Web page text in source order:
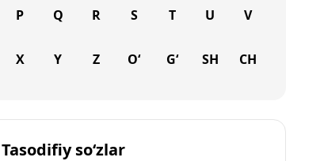
P Q R S T U V
X Y Z O‘ G‘ SH CH
Tasodifiy so‘zlar